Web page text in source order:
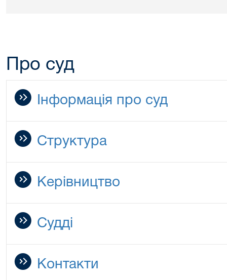
Про суд
Інформація про суд
Структура
Керівництво
Судді
Контакти